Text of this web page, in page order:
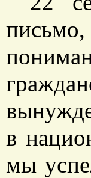
письмо,
в
мы